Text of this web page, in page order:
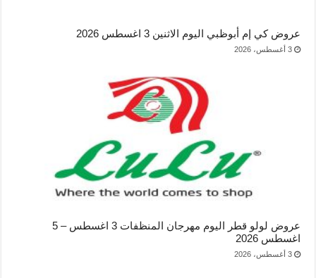
عروض كي إم أبوظبي اليوم الاثنين 3 اغسطس 2026
3 أغسطس، 2026
عروض لولو قطر اليوم مهرجان المنظفات 3 اغسطس – 5
اغسطس 2026
3 أغسطس، 2026